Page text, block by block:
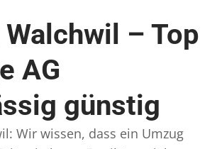
– Top
AG
günstig
Wir wissen, dass ein Umzug